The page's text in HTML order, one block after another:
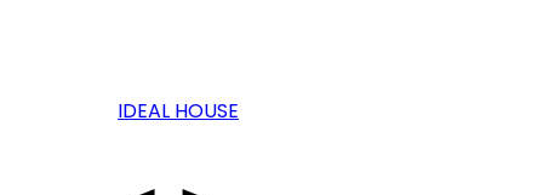
IDEAL HOUSE